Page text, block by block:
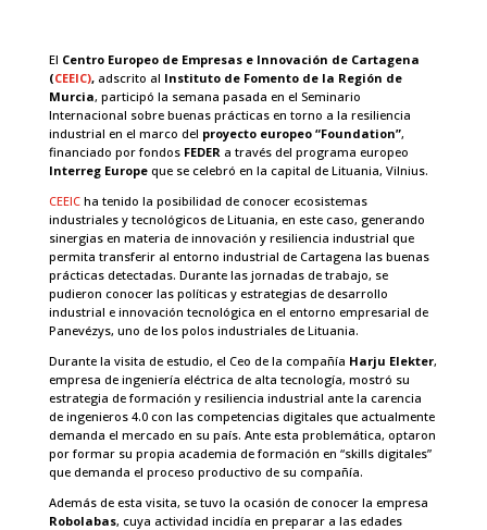
El Centro Europeo de Empresas e Innovación de Cartagena
(CEEIC),adscrito al Instituto de Fomento de la Región de
Murcia, participó la semana pasada en el Seminario
Internacional sobre buenas prácticas en torno a la resiliencia
industrial en el marco del proyecto europeo “Foundation”,
financiado por fondos FEDERa través del programa europeo
Interreg Europeque se celebró en la capital de Lituania, Vilnius.
CEEICha tenido la posibilidad de conocer ecosistemas
industriales y tecnológicos de Lituania, en este caso, generando
sinergias en materia de innovación y resiliencia industrial que
permita transferir al entorno industrial de Cartagena las buenas
prácticas detectadas. Durante las jornadas de trabajo, se
pudieron conocer las políticas y estrategias de desarrollo
industrial e innovación tecnológica en el entorno empresarial de
Panevézys, uno de los polos industriales de Lituania.
Durante la visita de estudio, el Ceo de la compañía Harju Elekter,
empresa de ingeniería eléctrica de alta tecnología, mostró su
estrategia de formación y resiliencia industrial ante la carencia
de ingenieros 4.0 con las competencias digitales que actualmente
demanda el mercado en su país. Ante esta problemática, optaron
por formar su propia academia de formación en “skills digitales”
que demanda el proceso productivo de su compañía.
Además de esta visita, se tuvo la ocasión de conocer la empresa
Robolabas, cuya actividad incidía en preparar a las edades